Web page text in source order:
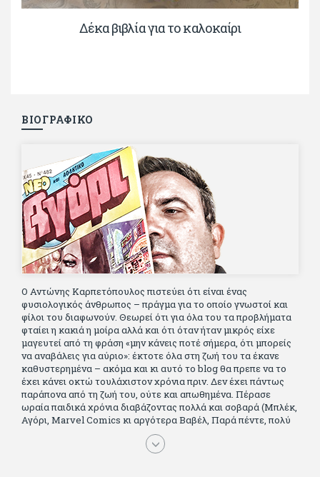
Δέκα βιβλία για το καλοκαίρι
ΒΙΟΓΡΑΦΙΚΟ
Ο Αντώνης Καρπετόπουλος πιστεύει ότι είναι ένας
φυσιολογικός άνθρωπος – πράγμα για το οποίο γνωστοί και
φίλοι του διαφωνούν. Θεωρεί ότι για όλα του τα προβλήματα
φταίει η κακιά η μοίρα αλλά και ότι όταν ήταν μικρός είχε
μαγευτεί από τη φράση «μην κάνεις ποτέ σήμερα, ότι μπορείς
να αναβάλεις για αύριο»: έκτοτε όλα στη ζωή του τα έκανε
καθυστερημένα – ακόμα και κι αυτό το blog θα πρεπε να το
έχει κάνει οκτώ τουλάχιστον χρόνια πριν. Δεν έχει πάντως
παράπονα από τη ζωή του, ούτε και απωθημένα. Πέρασε
ωραία παιδικά χρόνια διαβάζοντας πολλά και σοβαρά (Μπλέκ,
Αγόρι, Μarvel Comics κι αργότερα Βαβέλ, Παρά πέντε, πολύ
Αλέξανδρο Δουμά και αρκετό Ιούλιο Βέρν πριν τον κερδίσουν
τα αστυνομικά), απέκτησε τους σωστούς φίλους κυρίως γιατί